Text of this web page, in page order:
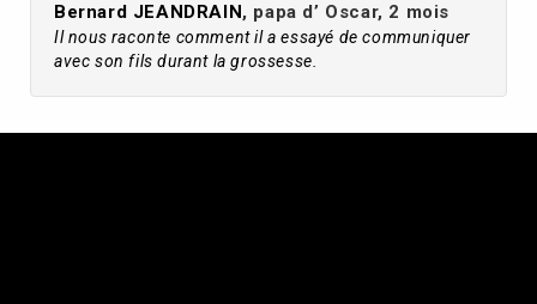
Bernard JEANDRAIN, papa d’ Oscar, 2 mois
Il nous raconte comment il a essayé de communiquer
avec son fils durant la grossesse.